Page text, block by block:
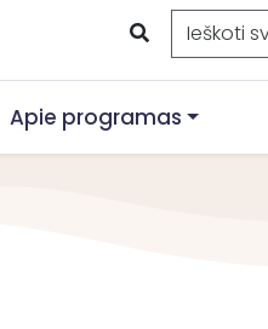
Apie programas